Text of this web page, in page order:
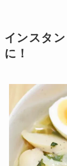
インスタ
に！